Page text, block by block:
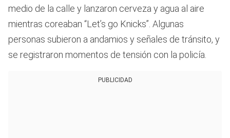
medio de la calle y lanzaron cerveza y agua al aire
mientras coreaban “Let’s go Knicks”. Algunas
personas subieron a andamios y señales de tránsito, y
se registraron momentos de tensión con la policía.
PUBLICIDAD